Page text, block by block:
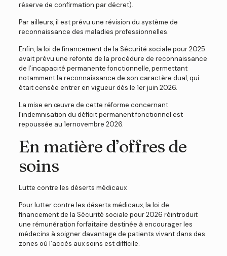
réserve de confirmation par décret).
Par ailleurs, il est prévu une révision du système de
reconnaissance des maladies professionnelles.
Enfin, la loi de financement de la Sécurité sociale pour 2025
avait prévu une refonte de la procédure de reconnaissance
de l’incapacité permanente fonctionnelle, permettant
notamment la reconnaissance de son caractère dual, qui
était censée entrer en vigueur dès le 1er juin 2026.
La mise en œuvre de cette réforme concernant
l’indemnisation du déficit permanent fonctionnel est
repoussée au 1ernovembre 2026.
En matière d’offres de
soins
Lutte contre les déserts médicaux
Pour lutter contre les déserts médicaux, la loi de
financement de la Sécurité sociale pour 2026 réintroduit
une rémunération forfaitaire destinée à encourager les
médecins à soigner davantage de patients vivant dans des
zones où l’accès aux soins est difficile.